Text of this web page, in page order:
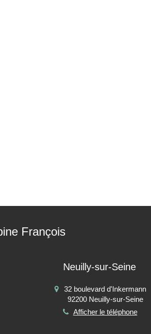
François
Neuilly-sur-Seine
32 boulevard d'Inkermann
92200 Neuilly-sur-Seine
Afficher le téléphone